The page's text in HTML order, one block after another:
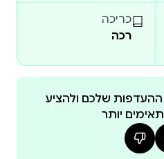
כריכה
רכה
ההעדפות שלכם ולהציע
יותר